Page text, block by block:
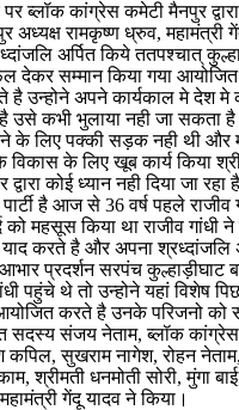
ब्लॉक कांग्रेस कमेटी मैनपुर
रामकृष्ण ध्रुव, महामंत्री
अर्पित किये ततपश्चात्
देकर सम्मान किया गया
है उन्होने अपने कार्यकाल मे देश मे
उसे कभी भुलाया नही जा
के लिए पक्की सड़क नही थी और
के लिए खूब कार्य किया
कोई ध्यान नही दिया जा
है आज से 36 वर्ष पहले
महसूस किया था राजीव गांधी
करते है और अपना श्रध्दांजलि
प्रदर्शन सरपंच कुल्हाड़ीघाट
पहुंचे थे तो उन्होने यहां विशेष
आयोजित करते है उनके परिजनो
सदस्य संजय नेताम, ब्लॉक
कपिल, सुखराम नागेश, रोहन
श्रीमती धनमोती सोरी, मुंगा
गेंदू यादव ने किया।